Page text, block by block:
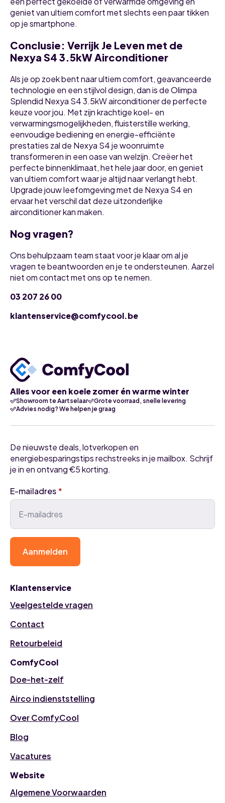
geniet van ultiem comfort met slechts een paar tikken
op je smartphone.
Conclusie: Verrijk Je Leven met de
Nexya S4 3.5kW Airconditioner
Als je op zoek bent naar ultiem comfort, geavanceerde
technologie en een stijlvol design, dan is de Olimpa
Splendid Nexya S4 3.5kW airconditioner de perfecte
keuze voor jou. Met zijn krachtige koel- en
verwarmingsmogelijkheden, fluisterstille werking,
eenvoudige bediening en energie-efficiënte
prestaties zal de Nexya S4 je woonruimte
transformeren in een oase van welzijn. Creëer het
perfecte binnenklimaat, het hele jaar door, en geniet
van ultiem comfort waar je altijd naar verlangt hebt.
Upgrade jouw leefomgeving met de Nexya S4 en
ervaar het verschil dat deze uitzonderlijke
airconditioner kan maken.
Nog vragen?
Ons behulpzaam team staat voor je klaar om al je
vragen te beantwoorden en je te ondersteunen. Aarzel
niet om contact met ons op te nemen.
03 207 26 00
klantenservice@comfycool.be
Alles voor een koele zomer én warme winter
Showroom te Aartselaar
Grote voorraad, snelle levering
Advies nodig? We helpen je graag
Klantenservice
Veelgestelde vragen
Contact
Retourbeleid
ComfyCool
Doe-het-zelf
Airco indienststelling
Over ComfyCool
Blog
Vacatures
Website
Algemene Voorwaarden
De nieuwste deals, lotverkopen en
energiebesparingstips rechstreeks in je mailbox. Schrijf
je in en ontvang €5 korting.
E-mailadres*
Aanmelden